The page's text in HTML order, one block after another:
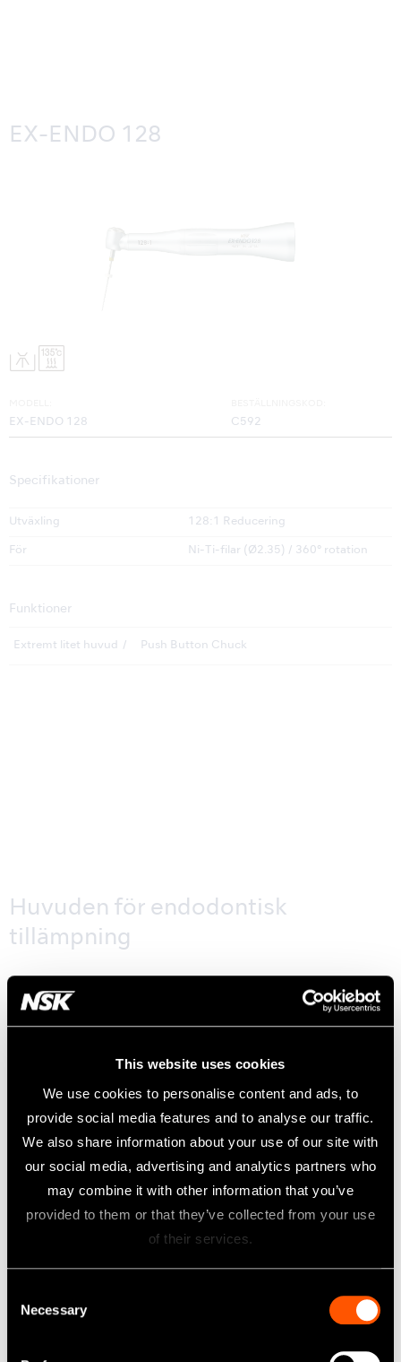
This website uses cookies
We use cookies to personalise content and ads, to
provide social media features and to analyse our traffic.
We also share information about your use of our site with
our social media, advertising and analytics partners who
may combine it with other information that you’ve
provided to them or that they’ve collected from your use
of their services.
Necessary
EX-ENDO 128
EX-ENDO 128 C592
Specifikationer
Utväxling 128:1 Reducering
För Ni-Ti-filar (Ø2.35) / 360° rotation
Funktioner
Extremt litet huvud Push Button Chuck
Huvuden för endodontisk
tillämpning